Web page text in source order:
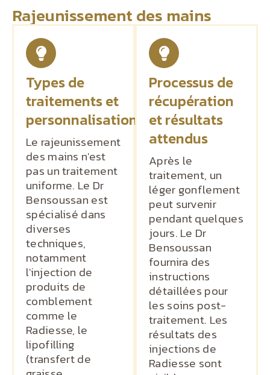
Rajeunissement des mains
Types de
traitements et
personnalisation
Le rajeunissement
des mains n'est
pas un traitement
uniforme. Le Dr
Bensoussan est
spécialisé dans
diverses
techniques,
notamment
l'injection de
produits de
comblement
comme le
Radiesse, le
lipofilling
(transfert de
Processus de
récupération
et résultats
attendus
Après le
traitement, un
léger gonflement
peut survenir
pendant quelques
jours. Le Dr
Bensoussan
fournira des
instructions
détaillées pour
les soins post-
traitement. Les
résultats des
injections de
Radiesse sont